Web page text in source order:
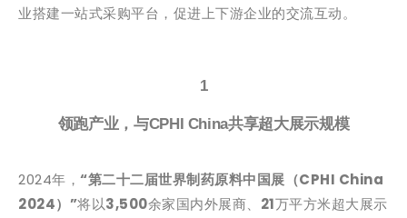
业搭建一站式采购平台，促进上下游企业的交流互动。
1
领跑产业， 与CPHI China共享超大展示规模
2024年， “第二十二届世界制药原料中国展（CPHI China
2024）”将以3,500余家国内外展商、 21万平方米超大展示